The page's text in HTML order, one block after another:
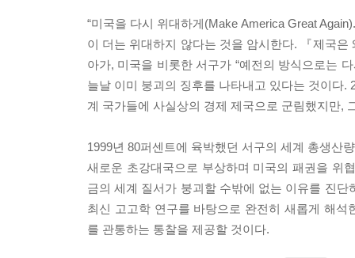
“미국을 다시 위대하게(Make America Great
이 더는 위대하지 않다는 것을 암시한다. 『제국
아가, 미국을 비롯한 서구가 “예전의 방식으로는
늘날 이미 붕괴의 징후를 나타내고 있다는 것이다.
계 국가들에 사실상의 경제 제국으로 군림했지만,
1999년 80퍼센트에 육박했던 서구의 세계 총생산
새로운 초강대국으로 부상하며 미국의 패권을 위
금의 세계 질서가 붕괴할 수밖에 없는 이유를 진
최신 고고학 연구를 바탕으로 완전히 새롭게 해
를 관통하는 통찰을 제공할 것이다.